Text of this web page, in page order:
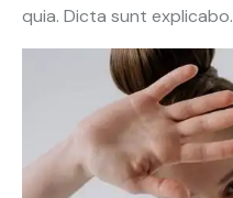
quia. Dicta sunt explicabo.